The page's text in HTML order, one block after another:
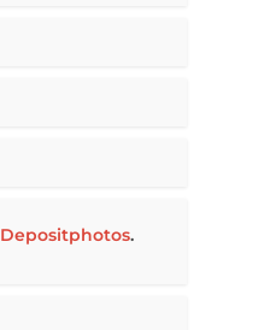
Depositphotos.